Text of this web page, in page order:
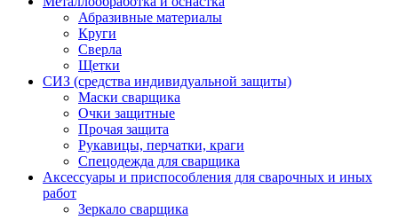
Абразивные материалы
Круги
Сверла
Щетки
СИЗ (средства индивидуальной защиты)
Маски сварщика
Очки защитные
Прочая защита
Рукавицы, перчатки, краги
Спецодежда для сварщика
Аксессуары и приспособления для сварочных и иных
работ
Зеркало сварщика